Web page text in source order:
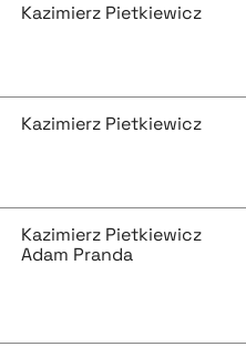
Kazimierz Pietkiewicz
Kazimierz Pietkiewicz
Kazimierz Pietkiewicz
Adam Pranda